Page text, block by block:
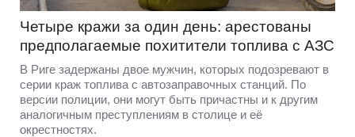
Четыре кражи за один день: арестованы
предполагаемые похитители топлива с АЗС
В Риге задержаны двое мужчин, которых подозревают в
серии краж топлива с автозаправочных станций. По
версии полиции, они могут быть причастны и к другим
аналогичным преступлениям в столице и её
окрестностях.